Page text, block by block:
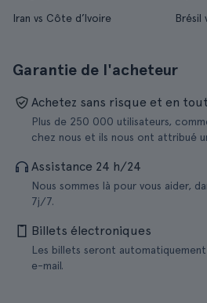
Iran vs Côte d’Ivoire
Brésil
Garantie de l'acheteur
Achetez sans risque et en
Plus de 250 000 utilisateurs,
chez nous et ils nous ont attribué
Assistance 24 h/24
Nous sommes là pour vous aider,
7j/7.
Billets électroniques
Les billets seront
e-mail.